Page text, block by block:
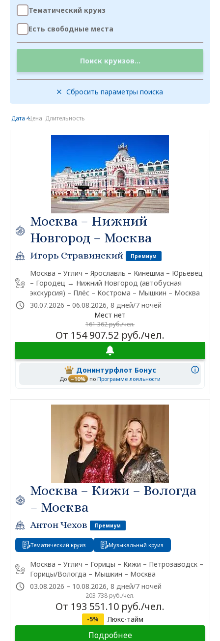
Тематический круиз
Есть свободные места
Поиск круизов...
Сбросить параметры поиска
Дата Цена Длительность
Москва – Нижний
Новгород – Москва
Игорь Стравинский Премиум
Москва – Углич – Ярославль – Кинешма – Юрьевец
– Городец → Нижний Новгород (автобусная
экскурсия) – Плёс – Кострома – Мышкин – Москва
30.07.2026 – 06.08.2026, 8 дней/7 ночей
Мест нет
161 362 руб./чел.
От 154 907.52 руб./чел.
Донинтурфлот Бонус
До –10% по Программе лояльности
Москва – Кижи – Вологда
– Москва
Антон Чехов Премиум
Тематический круиз Музыкальный круиз
Москва – Углич – Горицы – Кижи – Петрозаводск –
Горицы/Вологда – Мышкин – Москва
03.08.2026 – 10.08.2026, 8 дней/7 ночей
203 738 руб./чел.
От 193 551.10 руб./чел.
-5% Люкс-тайм
Подробнее